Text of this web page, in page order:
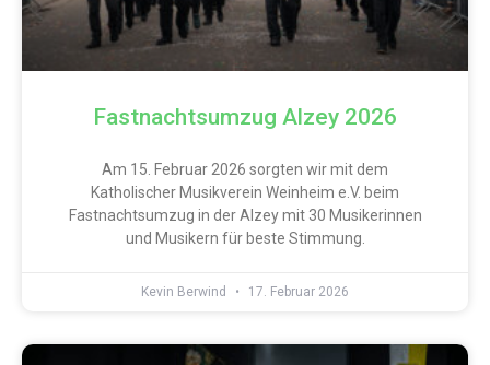
Fastnachtsumzug Alzey 2026
Am 15. Februar 2026 sorgten wir mit dem
Katholischer Musikverein Weinheim e.V. beim
Fastnachtsumzug in der Alzey mit 30 Musikerinnen
und Musikern für beste Stimmung.
Kevin Berwind 17. Februar 2026